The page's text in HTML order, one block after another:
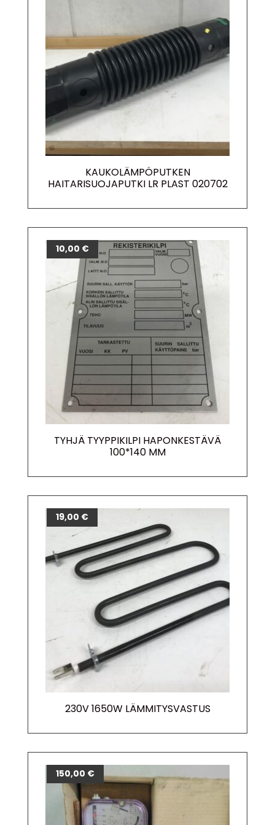
KAUKOLÄMPÖPUTKEN
HAITARISUOJAPUTKI LR PLAST 020702
TYHJÄ TYYPPIKILPI HAPONKESTÄVÄ
100*140 MM
10,00 €
230V 1650W LÄMMITYSVASTUS
19,00 €
150,00 €